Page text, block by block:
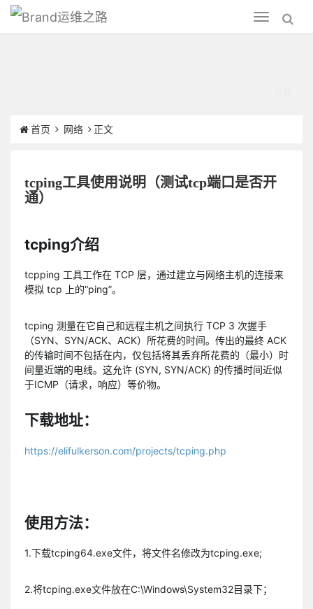
Toggle
navigation
运维之路
首页 网络 正文
tcping工具使用说明（测试tcp端口是否开
通）
tcping介绍
tcpping 工具工作在 TCP 层，通过建立与网络主机的连接来
模拟 tcp 上的“ping”。
tcping 测量在它自己和远程主机之间执行 TCP 3 次握手
（SYN、SYN/ACK、ACK）所花费的时间。传出的最终 ACK
的传输时间不包括在内，仅包括将其丢弃所花费的（最小）时
间量近端的电线。这允许 (SYN, SYN/ACK) 的传播时间近似
于ICMP（请求，响应）等价物。
下载地址：
https://elifulkerson.com/projects/tcping.php
使用方法：
1.下载tcping64.exe文件，将文件名修改为tcping.exe;
2.将tcping.exe文件放在C:\Windows\System32目录下；